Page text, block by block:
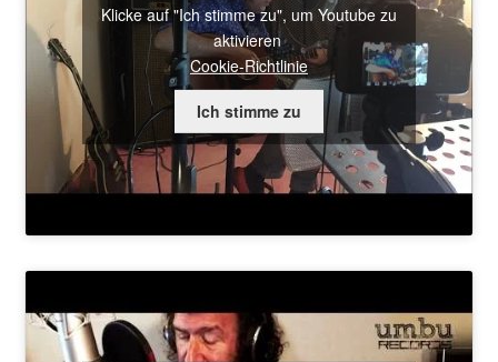
Klicke auf "Ich stimme zu", um Youtube zu
aktivieren
Cookie-Richtlinie
Ich stimme zu